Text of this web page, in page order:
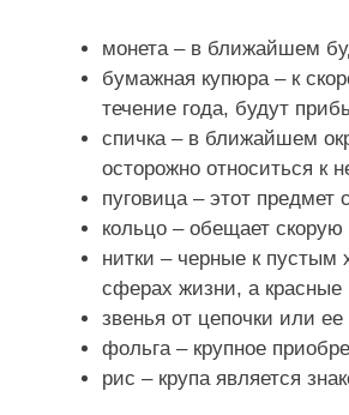
монета – в ближайшем
бумажная купюра – к
течение года, будут
спичка – в ближайшем
осторожно относиться к
пуговица – этот предмет
кольцо – обещает
нитки – черные к пустым
сферах жизни, а
звенья от цепочки или
фольга – крупное
рис – крупа является